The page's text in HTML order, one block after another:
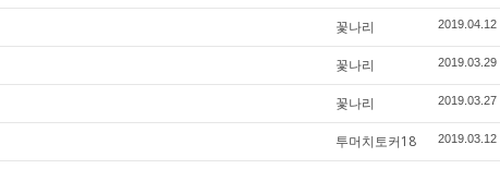
꽃나리 2019.04.12
꽃나리 2019.03.29
꽃나리 2019.03.27
투머치토커18 2019.03.12